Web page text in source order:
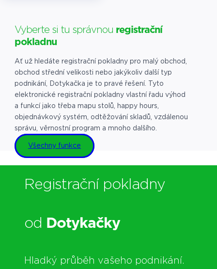
Vyberte si tu správnou registrační
pokladnu
Ať už hledáte registrační pokladny pro malý obchod,
obchod střední velikosti nebo jakýkoliv další typ
podnikání, Dotykačka je to pravé řešení. Tyto
elektronické registrační pokladny vlastní řadu výhod
a funkcí jako třeba mapu stolů, happy hours,
objednávkový systém, odtěžování skladů, vzdálenou
správu, věrnostní program a mnoho dalšího.
Všechny funkce
Registrační pokladny
od Dotykačky
Hladký průběh vašeho podnikání.